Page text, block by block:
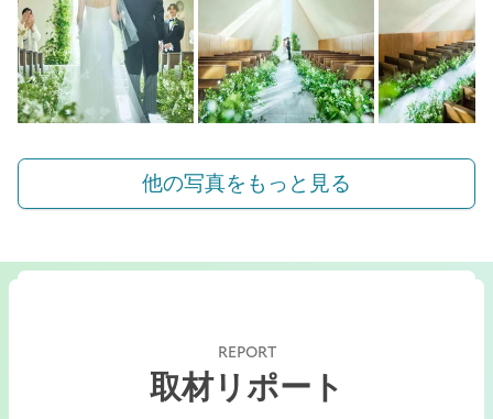
他の写真をもっと見る
REPORT
取材リポート